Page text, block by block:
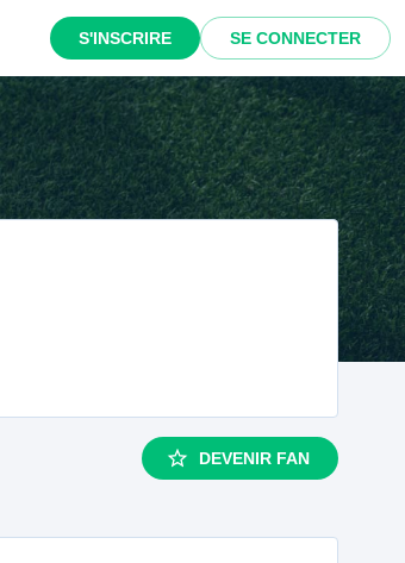
S'INSCRIRE SE CONNECTER
DEVENIR FAN